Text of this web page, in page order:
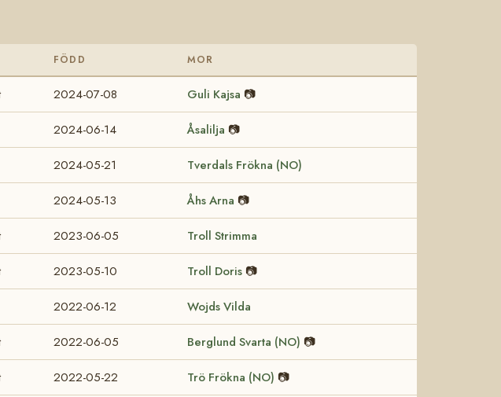
FÖDD MOR
2024-07-08 Guli Kajsa 📷
2024-06-14 Åsalilja 📷
2024-05-21 Tverdals Frökna (NO)
2024-05-13 Åhs Arna 📷
2023-06-05 Troll Strimma
2023-05-10 Troll Doris 📷
2022-06-12 Wojds Vilda
2022-06-05 Berglund Svarta (NO) 📷
2022-05-22 Trö Frökna (NO) 📷